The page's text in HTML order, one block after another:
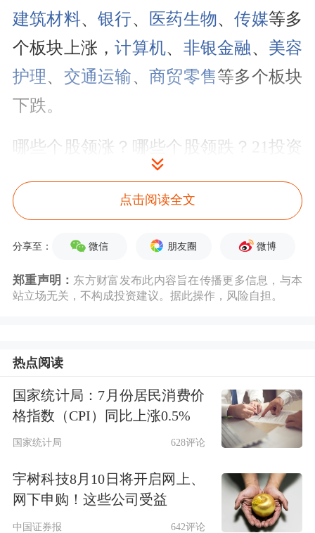
建筑材料、银行、 医药生物、传媒等多
个板块上涨，计算机、 非银金融、 美容
护理、 交通运输、商贸零售等多个板块
下跌。
哪些个股领涨？哪些个股领跌？21投资
通每周持续为你透视。
被申请重整，最牛股*ST新元周涨近
70%
本期牛股榜中，*ST新元（300472.SZ）
二，广生堂
（601003.SH）、神州细胞
热景生物
股榜十只个股过去一周累计涨幅均超过
37%。
点击阅读全文
分享至： 微信 朋友圈 微博
郑重声明： 东方财富发布此内容旨在传播更多信息，与本
站立场无关，不构成投资建议。据此操作，风险自担。
热点阅读
国家统计局：7月份居民消费价
格指数（CPI）同比上涨0.5%
国家统计局 628评论
宇树科技8月10日将开启网上、
网下申购！这些公司受益
中国证券报 642评论